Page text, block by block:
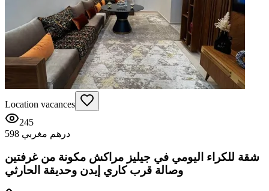
Location vacances
245
598 درهم مغربي
شقة للكراء اليومي في جيليز مراكش مكونة من غرفتين
وصالة قرب كاري إيدن وحديقة الحارثي